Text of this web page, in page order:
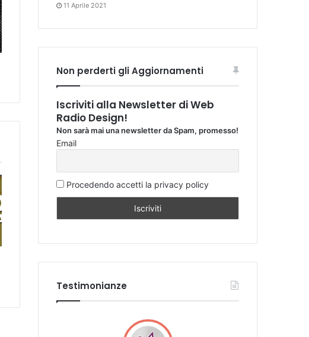
11 Aprile 2021
Non perderti gli Aggiornamenti
Iscriviti alla Newsletter di Web
Radio Design!
Non sarà mai una newsletter da Spam, promesso!
Email
Procedendo accetti la privacy policy
Testimonianze